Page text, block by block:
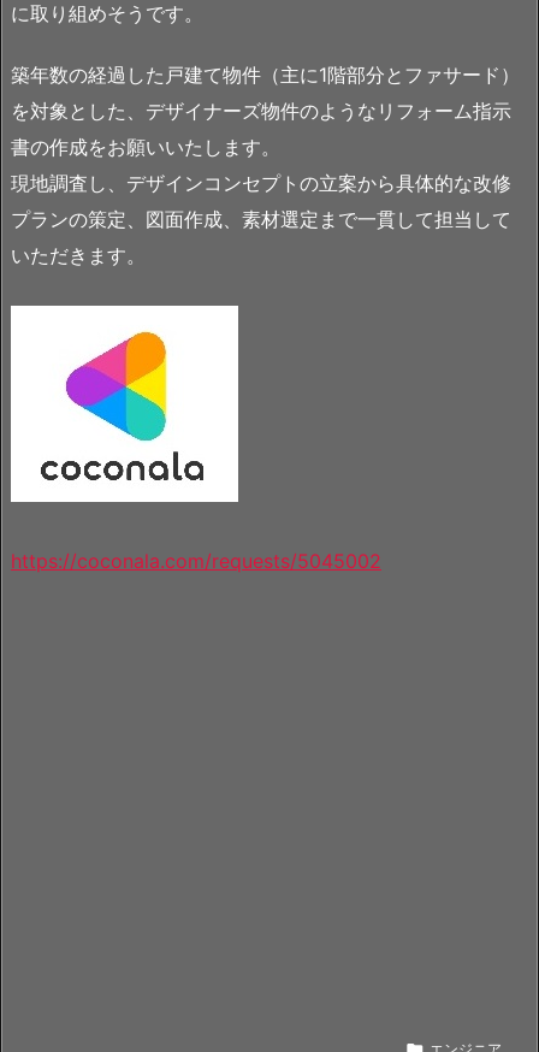
に取り組めそうです。
築年数の経過した戸建て物件（主に1階部分とファサード）
を対象とした、デザイナーズ物件のようなリフォーム指示
書の作成をお願いいたします。
現地調査し、デザインコンセプトの立案から具体的な改修
プランの策定、図面作成、素材選定まで一貫して担当して
いただきます。
https://coconala.com/requests/5045002